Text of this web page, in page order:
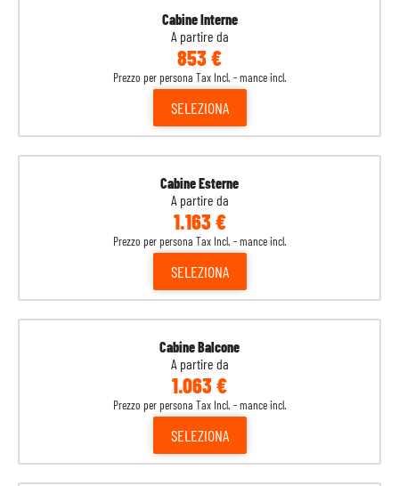
Cabine Interne
A partire da
853 €
Prezzo per persona Tax Incl. - mance incl.
SELEZIONA
Cabine Esterne
A partire da
1.163 €
Prezzo per persona Tax Incl. - mance incl.
SELEZIONA
Cabine Balcone
A partire da
1.063 €
Prezzo per persona Tax Incl. - mance incl.
SELEZIONA
Barcellona
Marsiglia